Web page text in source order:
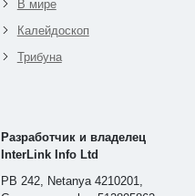
В мире
Калейдоскоп
Трибуна
Разработчик и владелец
InterLink Info Ltd
PB 242, Netanya 4210201,